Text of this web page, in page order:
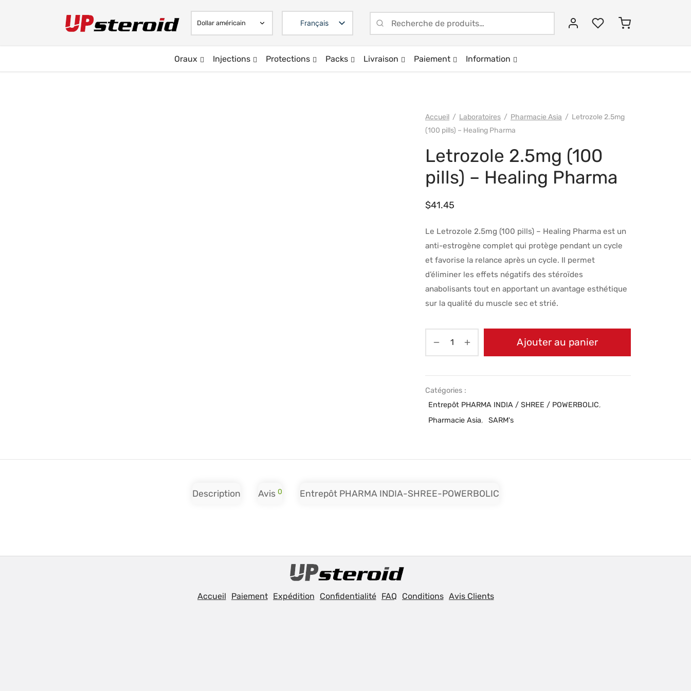
Français
Recherche
pour :
Oraux Injections Protections Packs Livraison Paiement Information
Accueil / Laboratoires / Pharmacie Asia / Letrozole 2.5mg
(100 pills) – Healing Pharma
Letrozole 2.5mg (100
pills) – Healing Pharma
$41.45
Le Letrozole 2.5mg (100 pills) – Healing Pharma est un
anti-estrogène complet qui protège pendant un cycle
et favorise la relance après un cycle. Il permet
d’éliminer les effets négatifs des stéroïdes
anabolisants tout en apportant un avantage esthétique
sur la qualité du muscle sec et strié.
Ajouter au panier
Catégories :
Entrepôt PHARMA INDIA / SHREE / POWERBOLIC,
Pharmacie Asia, SARM's
Description Avis 0 Entrepôt PHARMA INDIA-SHREE-POWERBOLIC
Accueil Paiement Expédition Confidentialité FAQ Conditions Avis Clients